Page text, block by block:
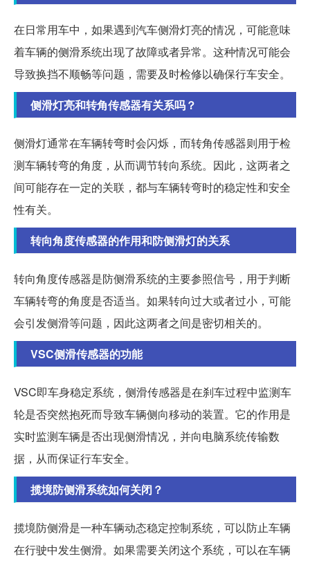
在日常用车中，如果遇到汽车侧滑灯亮的情况，可能意味
着车辆的侧滑系统出现了故障或者异常。这种情况可能会
导致换挡不顺畅等问题，需要及时检修以确保行车安全。
侧滑灯亮和转角传感器有关系吗？
侧滑灯通常在车辆转弯时会闪烁，而转角传感器则用于检
测车辆转弯的角度，从而调节转向系统。因此，这两者之
间可能存在一定的关联，都与车辆转弯时的稳定性和安全
性有关。
转向角度传感器的作用和防侧滑灯的关系
转向角度传感器是防侧滑系统的主要参照信号，用于判断
车辆转弯的角度是否适当。如果转向过大或者过小，可能
会引发侧滑等问题，因此这两者之间是密切相关的。
VSC侧滑传感器的功能
VSC即车身稳定系统，侧滑传感器是在刹车过程中监测车
轮是否突然抱死而导致车辆侧向移动的装置。它的作用是
实时监测车辆是否出现侧滑情况，并向电脑系统传输数
据，从而保证行车安全。
揽境防侧滑系统如何关闭？
揽境防侧滑是一种车辆动态稳定控制系统，可以防止车辆
在行驶中发生侧滑。如果需要关闭这个系统，可以在车辆